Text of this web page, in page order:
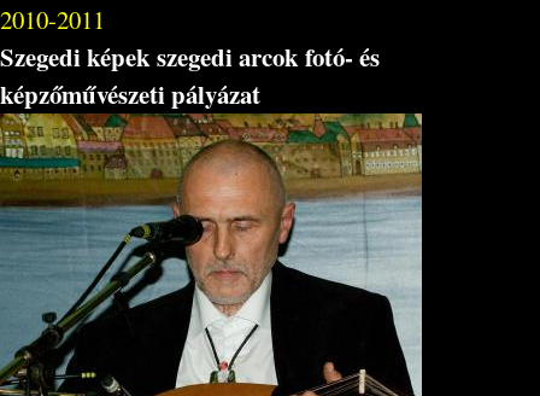
2010-2011
Szegedi képek szegedi arcok fotó- és
képzőművészeti pályázat